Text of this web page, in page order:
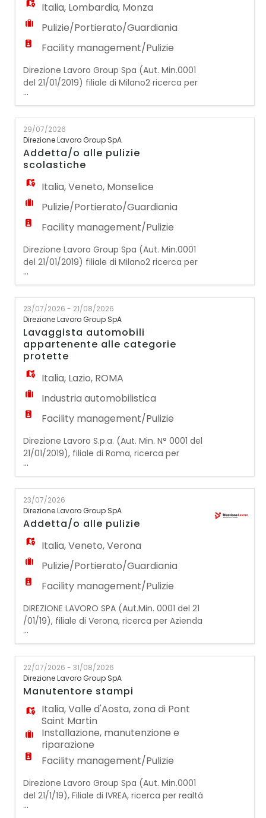
Italia, Lombardia, Monza
Pulizie/Portierato/Guardiania
Facility management/Pulizie
Direzione Lavoro Group Spa (Aut. Min.0001
del 21/01/2019) filiale di Milano2 ricerca per
azienda operante nel settore delle
pulizie/multiservizi/ristorazione:
1 ADDETTA/O ALLE PULIZIE L'addetta/o alle
pulizie si occuperà dell'attività di
sanificazione e pulizia all'interno della
scuola (aule, bagni, corridoi, sale comuni,
refettorio). Requisiti
...
29/07/2026
Direzione Lavoro Group SpA
Addetta/o alle pulizie
scolastiche
Italia,Veneto, Monselice
Pulizie/Portierato/Guardiania
Facility management/Pulizie
Direzione Lavoro Group Spa (Aut. Min.0001
del 21/01/2019) filiale di Milano2 ricerca per
azienda operante nel settore delle
pulizie/multiservizi/ristorazione:
1 ADDETTA/O ALLE PULIZIE L'addetta/o alle
pulizie si occuperà dell'attività di
sanificazione e pulizia all'interno della
scuola (aule, bagni, corridoi, sale comuni,
refettorio). Requisiti
...
23/07/2026 - 21/08/2026
Direzione Lavoro Group SpA
Lavaggista automobili
appartenente alle categorie
protette
Italia, Lazio, ROMA
Industria automobilistica
Facility management/Pulizie
Direzione Lavoro S.p.a. (Aut. Min. N° 0001 del
21/01/2019), filiale di Roma, ricerca per
azienda che lavora nel settore automotive
UN LAVAGGISTA per automobili La risorsa si
occuperà del lavaggio delle vetture, dello
spostamento e della preparazione poi per la
consegna. Requisito preferenziale è
l'appartenenza alle categorie protette, art.1
L'i
...
23/07/2026
Direzione Lavoro Group SpA
Addetta/o alle pulizie
Italia,Veneto,Verona
Pulizie/Portierato/Guardiania
Facility management/Pulizie
DIREZIONE LAVORO SPA (Aut.Min. 0001 del 21
/01/19), filiale di Verona, ricerca per Azienda
cliente del settore pulizie, un/una:
ADDETTO/A PULIZIE Mansioni: - Pulizia e
sanificazione di: uffici, scale condominiali,
aree comuni, palestre, sale ristorazione e
studi medici - Utilizzo e corretta gestione
dei prodotti e delle attrezzature pe
...
22/07/2026 - 31/08/2026
Direzione Lavoro Group SpA
Manutentore stampi
Italia,Valle d'Aosta, zona di Pont
Saint Martin
Installazione, manutenzione e
riparazione
Facility management/Pulizie
Direzione Lavoro Group Spa (Aut. Min.0001
del 21/1/19), Filiale di IVREA, ricerca per realtà
multinazionale operante nel settore
...